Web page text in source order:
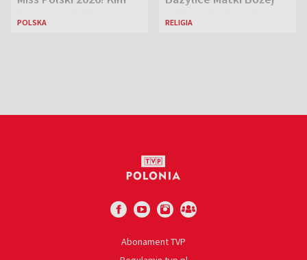
jest nowa królowa
POLSKA
Większej w Rzymie
RELIGIA
Abonament TVP